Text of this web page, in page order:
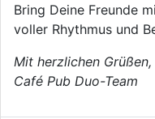
Bring Deine Freunde
voller Rhythmus und
Mit herzlichen Grüßen,
Café Pub Duo-Team